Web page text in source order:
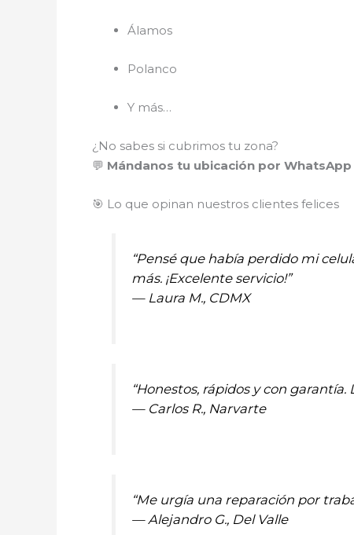
Álamos
Polanco
Y más…
¿No sabes si cubrimos tu zona?
💬 Mándanos tu ubicación por
🎯 Lo que opinan nuestros clientes felices
“Pensé que había perdido mi
más. ¡Excelente servicio!”
— Laura M., CDMX
“Honestos, rápidos y con
— Carlos R., Narvarte
“Me urgía una reparación por
— Alejandro G., Del Valle